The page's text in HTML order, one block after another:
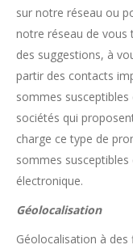
sur notre réseau ou
notre réseau de vous
des suggestions, à
partir des contacts
sommes
sociétés qui
charge ce type de
sommes
électronique.
Géolocalisation
Géolocalisation à